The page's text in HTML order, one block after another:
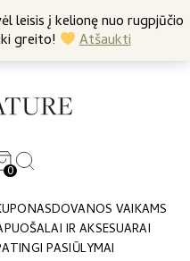
leisis į kelionę nuo rugpjūčio
greito!
Atšaukti
Eur +370 682 57369
0
DOVANOS VAIKAMS
IR AKSESUARAI
PASIŪLYMAI